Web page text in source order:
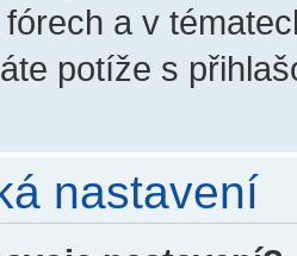
a v
potíže s
nastavení